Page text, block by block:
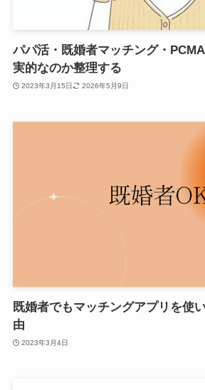
パパ活・既婚者マッチング・
実的なのか整理する
2023年3月15日 2026年5月9日
既婚者でもマッチングアプリを使
由
2023年3月4日